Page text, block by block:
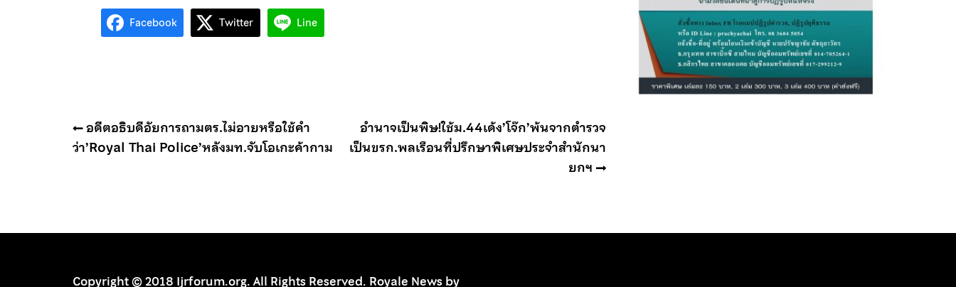
Facebook Twitter Line
แนะแนว
เรื่อง
อดีตอธิบดีอัยการถามตร.ไม่อายหรือใช้คำ
ว่า’Royal Thai Police’หลังมท.จับโอเกะค้ากาม
อำนาจเป็นพิษ!ใช้ม.44เด้ง’โจ๊ก’พ้นจากตำรวจ
เป็นขรก.พลเรือนที่ปรึกษาพิเศษประจำสำนักนา
ยกฯ
Copyright © 2018 Ijrforum.org. All Rights Reserved. Royale News by